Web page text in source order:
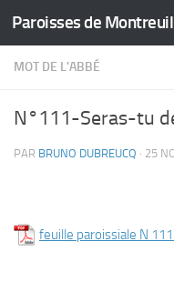
Skip to content
Paroisses de Montreuil
MOT DE L'ABBÉ
N°111-Seras-tu
PAR BRUNO DUBREUCQ · 25
feuille paroissiale N 111